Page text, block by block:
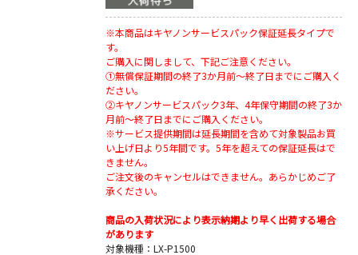
※本商品はキヤノンサービスパック保証延長タイプで
す。
ご購入に関しまして、下記ご注意ください。
①無償保証期間の終了3か月前～終了日までにご購入く
ださい。
②キヤノンサービスパック3年、4年保守期間の終了3か
月前～終了日までにご購入ください。
※サービス提供期間は延長期間を含めて対象製品お買
い上げ日より5年間です。5年を超えての保証延長はで
きません。
ご注文後のキャンセルはできません。あらかじめご了
承ください。
商品の入荷状況により表示納期より早く出荷する場合
があります
対象機種：LX-P1500